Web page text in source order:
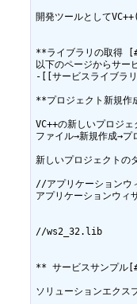
開発ツールとして
**ライブラリの取得
以下のページからサ
-[[サービスライブラ
**プロジェクト新規
VC++の新しいプロジェ
ファイル→新規作成→プ
新しいプロジェクトの
//アプリケーションウ
アプリケーションウィ
//ws2_32.lib
** サービスサンプル
ソリューションエクス